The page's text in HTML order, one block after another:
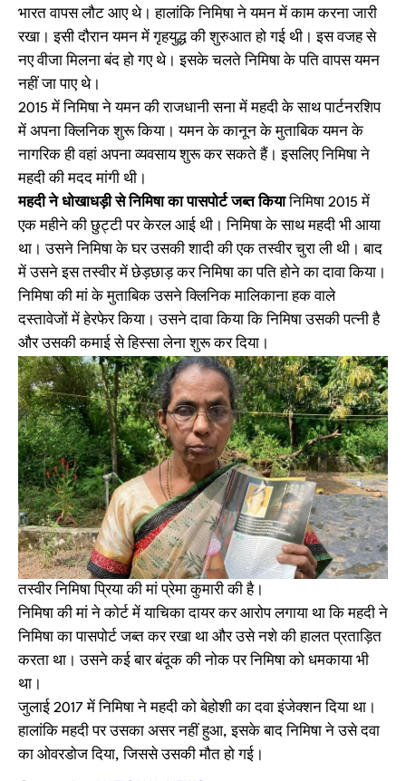
भारत वापस लौट आए थे। हालांकि निमिषा ने यमन में काम करना जारी
रखा। इसी दौरान यमन में गृहयुद्ध की शुरुआत हो गई थी। इस वजह से
नए वीजा मिलना बंद हो गए थे। इसके चलते निमिषा के पति वापस यमन
नहीं जा पाए थे।
2015 में निमिषा ने यमन की राजधानी सना में महदी के साथ पार्टनरशिप
में अपना क्लिनिक शुरू किया। यमन के कानून के मुताबिक यमन के
नागरिक ही वहां अपना व्यवसाय शुरू कर सकते हैं। इसलिए निमिषा ने
महदी की मदद मांगी थी।
महदी ने धोखाधड़ी से निमिषा का पासपोर्ट जब्त कियानिमिषा 2015 में
एक महीने की छुट्टी पर केरल आई थी। निमिषा के साथ महदी भी आया
था। उसने निमिषा के घर उसकी शादी की एक तस्वीर चुरा ली थी। बाद
में उसने इस तस्वीर में छेड़छाड़ कर निमिषा का पति होने का दावा किया।
निमिषा की मां के मुताबिक उसने क्लिनिक मालिकाना हक वाले
दस्तावेजों में हेरफेर किया। उसने दावा किया कि निमिषा उसकी पत्नी है
और उसकी कमाई से हिस्सा लेना शुरू कर दिया।
तस्वीर निमिषा प्रिया की मां प्रेमा कुमारी की है।
निमिषा की मां ने कोर्ट में याचिका दायर कर आरोप लगाया था कि महदी ने
निमिषा का पासपोर्ट जब्त कर रखा था और उसे नशे की हालत प्रताड़ित
करता था। उसने कई बार बंदूक की नोक पर निमिषा को धमकाया भी
था।
जुलाई 2017 में निमिषा ने महदी को बेहोशी का दवा इंजेक्शन दिया था।
हालांकि महदी पर उसका असर नहीं हुआ, इसके बाद निमिषा ने उसे दवा
का ओवरडोज दिया, जिससे उसकी मौत हो गई।